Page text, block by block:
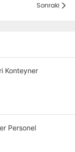
Sonraki
Konteyner
Personel